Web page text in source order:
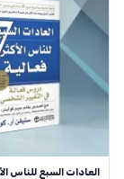
العادات السبع للناس